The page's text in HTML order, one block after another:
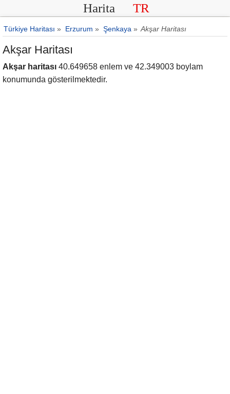
Harita TR
Türkiye Haritası » Erzurum » Şenkaya » Akşar Haritası
Akşar Haritası
Akşar haritası 40.649658 enlem ve 42.349003 boylam
konumunda gösterilmektedir.